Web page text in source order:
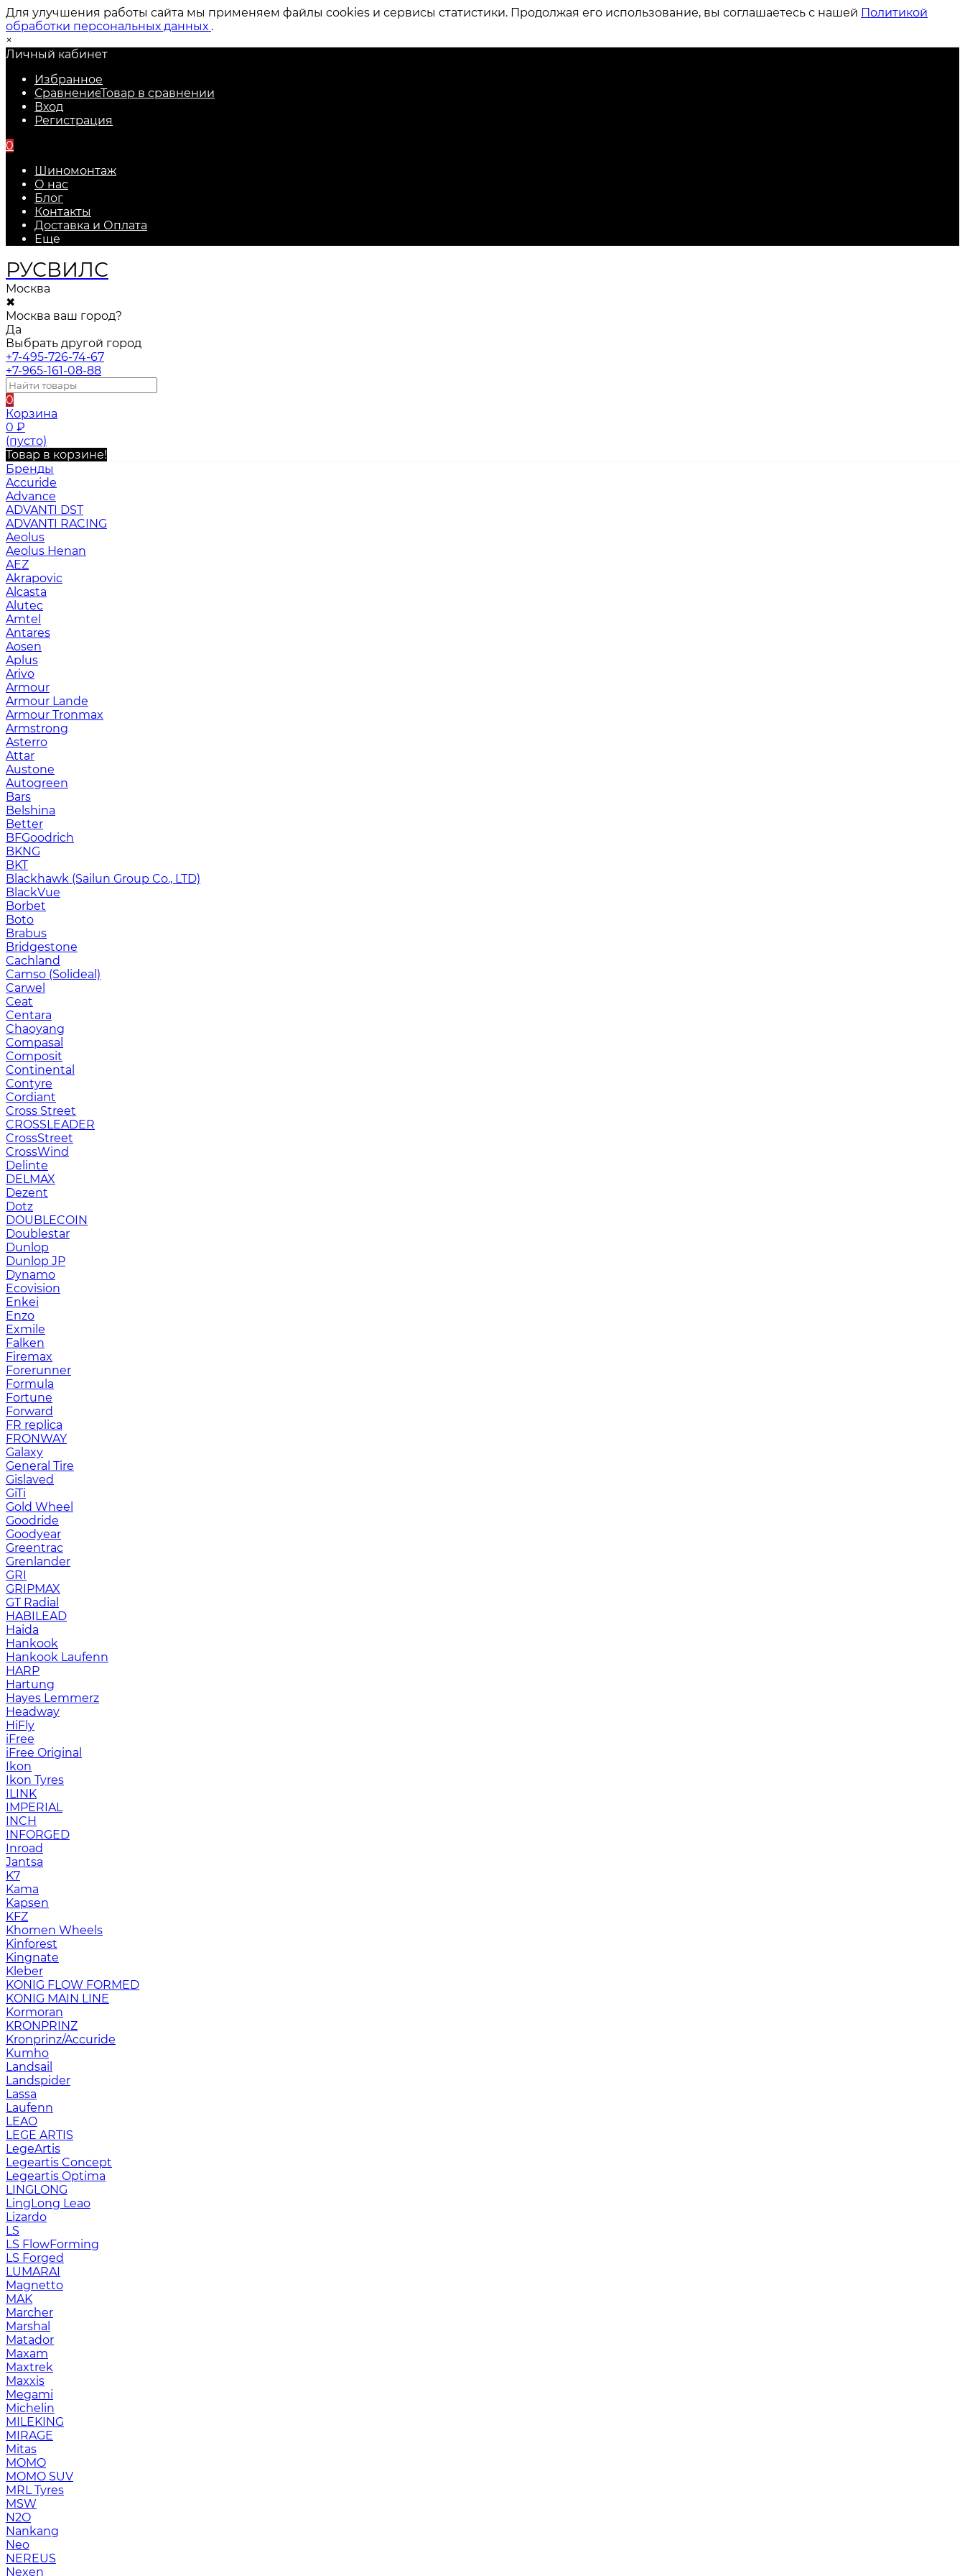
Для улучшения работы сайта мы применяем файлы cookies и сервисы статистики. Продолжая его использование, вы соглашаетесь с нашей Политикой
обработки персональных данных .
×
Личный кабинет
Избранное
СравнениеТовар в сравнении
Вход
Регистрация
0
Шиномонтаж
О нас
Блог
Контакты
Доставка и Оплата
Еще
РУСВИЛС
Москва
✖
Москва ваш город?
Да
Выбрать другой город
+7-495-726-74-67
+7-965-161-08-88
0
Корзина
0 ₽
(пусто)
Товар в корзине!
Бренды
Accuride
Advance
ADVANTI DST
ADVANTI RACING
Aeolus
Aeolus Henan
AEZ
Akrapovic
Alcasta
Alutec
Amtel
Antares
Aosen
Aplus
Arivo
Armour
Armour Lande
Armour Tronmax
Armstrong
Asterro
Attar
Austone
Autogreen
Bars
Belshina
Better
BFGoodrich
BKNG
BKT
Blackhawk (Sailun Group Co., LTD)
BlackVue
Borbet
Boto
Brabus
Bridgestone
Cachland
Camso (Solideal)
Carwel
Ceat
Centara
Chaoyang
Compasal
Composit
Continental
Contyre
Cordiant
Cross Street
CROSSLEADER
CrossStreet
CrossWind
Delinte
DELMAX
Dezent
Dotz
DOUBLECOIN
Doublestar
Dunlop
Dunlop JP
Dynamo
Ecovision
Enkei
Enzo
Exmile
Falken
Firemax
Forerunner
Formula
Fortune
Forward
FR replica
FRONWAY
Galaxy
General Tire
Gislaved
GiTi
Gold Wheel
Goodride
Goodyear
Greentrac
Grenlander
GRI
GRIPMAX
GT Radial
HABILEAD
Haida
Hankook
Hankook Laufenn
HARP
Hartung
Hayes Lemmerz
Headway
HiFly
iFree
iFree Original
Ikon
Ikon Tyres
ILINK
IMPERIAL
INCH
INFORGED
Inroad
Jantsa
K7
Kama
Kapsen
KFZ
Khomen Wheels
Kinforest
Kingnate
Kleber
KONIG FLOW FORMED
KONIG MAIN LINE
Kormoran
KRONPRINZ
Kronprinz/Accuride
Kumho
Landsail
Landspider
Lassa
Laufenn
LEAO
LEGE ARTIS
LegeArtis
Legeartis Concept
Legeartis Optima
LINGLONG
LingLong Leao
Lizardo
LS
LS FlowForming
LS Forged
LUMARAI
Magnetto
MAK
Marcher
Marshal
Matador
Maxam
Maxtrek
Maxxis
Megami
Michelin
MILEKING
MIRAGE
Mitas
MOMO
MOMO SUV
MRL Tyres
MSW
N2O
Nankang
Neo
NEREUS
Nexen